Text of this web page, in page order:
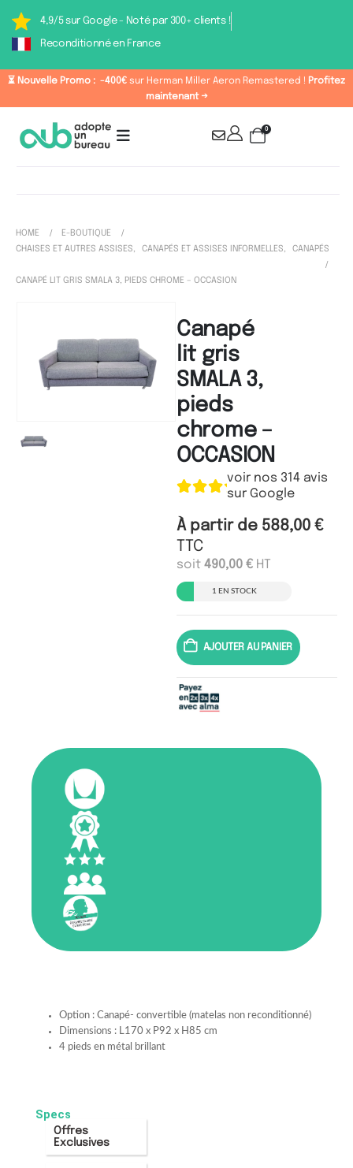
4,9/5 sur Google - Noté par 300+ clients !
Reconditionné en France
⏳ Nouvelle Promo : -400€ sur Herman Miller Aeron Remastered ! Profitez
maintenant →
0
HOME
E-BOUTIQUE
CHAISES ET AUTRES ASSISES, CANAPÉS ET ASSISES INFORMELLES, CANAPÉS
CANAPÉ LIT GRIS SMALA 3, PIEDS CHROME – OCCASION
Canapé
lit gris
SMALA 3,
pieds
chrome –
OCCASION
voir nos 314 avis
sur Google
À partir de 588,00 €
TTC
soit 490,00 € HT
1 EN STOCK
AJOUTER AU PANIER
Option : Canapé- convertible (matelas non reconditionné)
Dimensions : L170 x P92 x H85 cm
4 pieds en métal brillant
Specs
Offres
Exclusives